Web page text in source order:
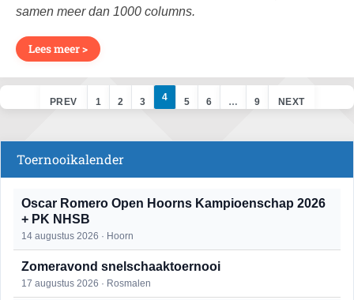
samen meer dan 1000 columns.
Lees meer >
PREV 1 2 3 4 5 6 … 9 NEXT
Toernooikalender
Oscar Romero Open Hoorns Kampioenschap 2026
+ PK NHSB
14 augustus 2026 · Hoorn
Zomeravond snelschaaktoernooi
17 augustus 2026 · Rosmalen